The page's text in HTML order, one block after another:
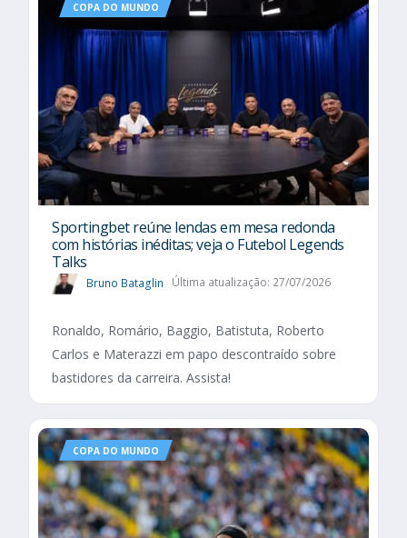
COPA DO MUNDO
Sportingbet reúne lendas em mesa redonda
com histórias inéditas; veja o Futebol Legends
Talks
Bruno Bataglin Última atualização: 27/07/2026
Ronaldo, Romário, Baggio, Batistuta, Roberto
Carlos e Materazzi em papo descontraído sobre
bastidores da carreira. Assista!
COPA DO MUNDO